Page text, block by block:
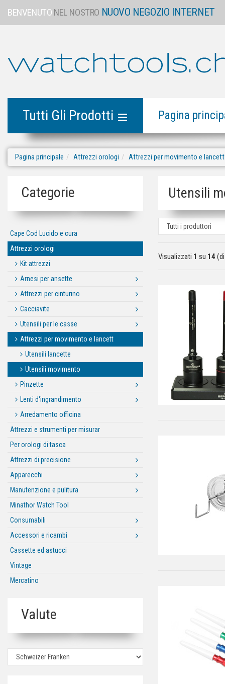
BENVENUTO NEL NOSTRO NUOVO NEGOZIO INTERNET
Tutti Gli Prodotti Pagina
Pagina principale Attrezzi orologi Attrezzi per movimento e lancett
Categorie
Cape Cod Lucido e cura
Attrezzi orologi
Kit attrezzi
Arnesi per ansette
Attrezzi per cinturino
Cacciavite
Utensili per le casse
Attrezzi per movimento e lancett
Utensili lancette
Utensili movimento
Pinzette
Lenti d'ingrandimento
Arredamento officina
Attrezzi e strumenti per misurar
Per orologi di tasca
Attrezzi di precisione
Apparecchi
Manutenzione e pulitura
Minathor Watch Tool
Consumabili
Accessori e ricambi
Cassette ed astucci
Vintage
Mercatino
Valute
Utensili
Visualizzati 1 su 14